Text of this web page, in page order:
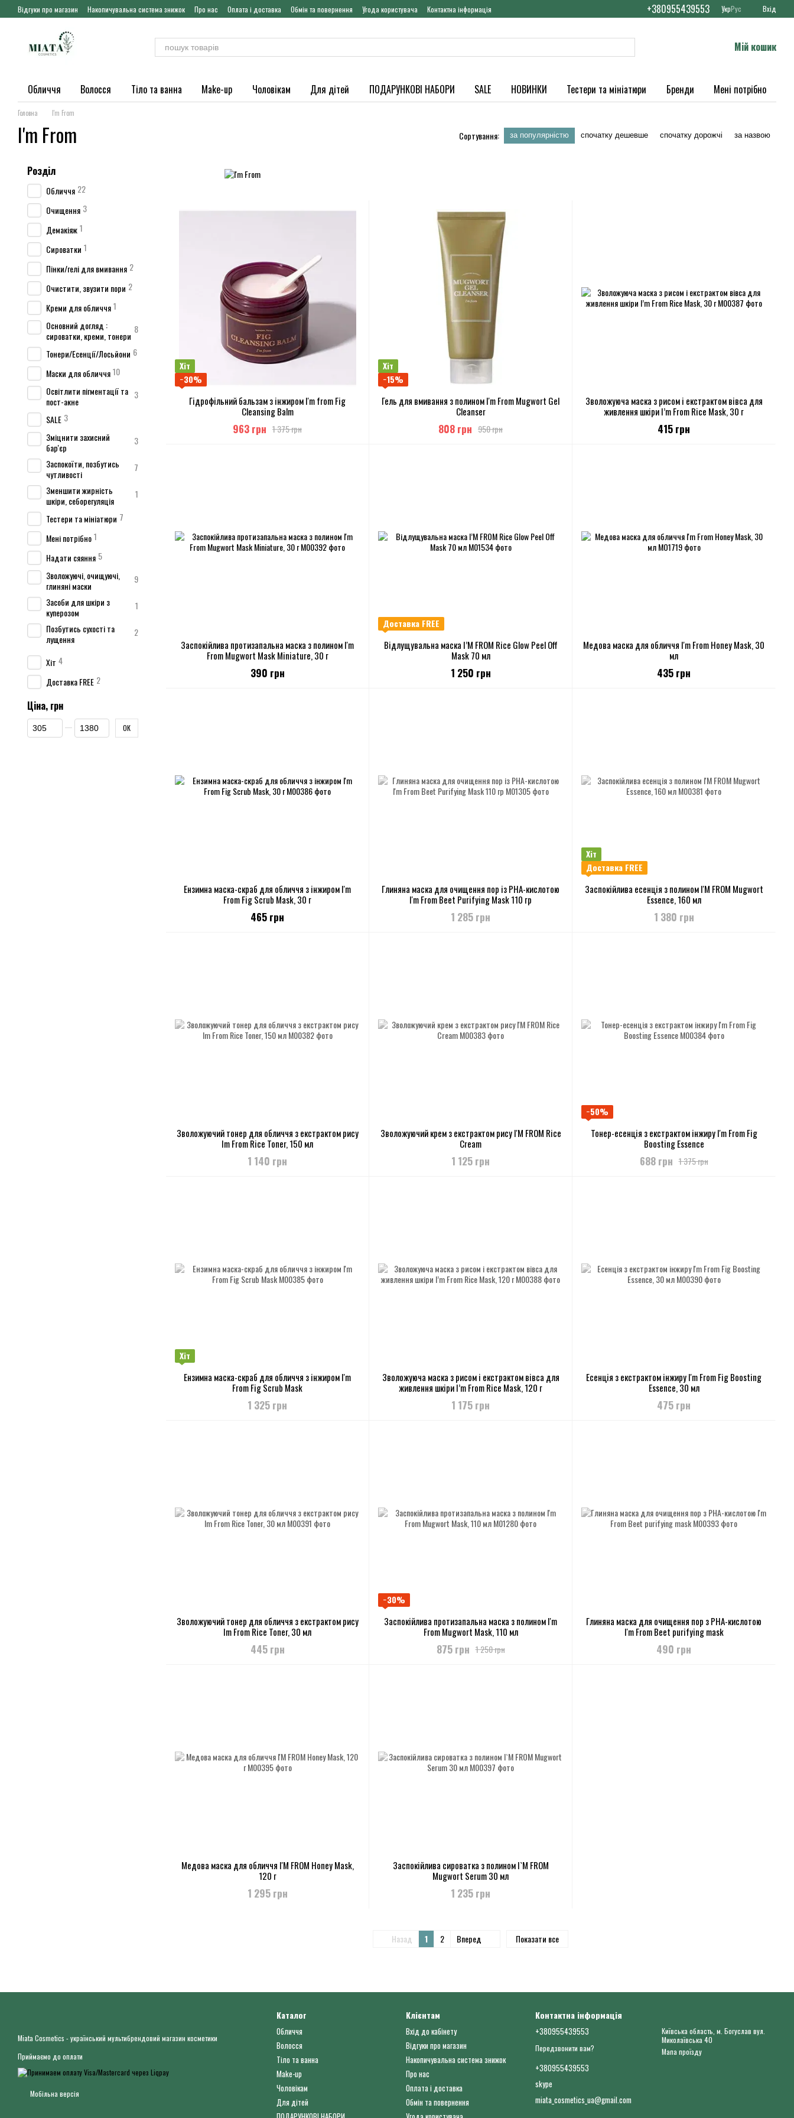
Перейти до основного контенту
Відгуки про магазин Накопичувальна система знижок Про нас Оплата і доставка Обмін та повернення Угода користувача Контактна інформація +380955439553 УкрРус Вхід
Мій кошик
Обличчя Волосся Тіло та ванна Make-up Чоловікам Для дітей ПОДАРУНКОВІ НАБОРИ SALE НОВИНКИ Тестери та мініатюри Бренди Мені потрібно
Головна I'm From
I'm From Сортування: за популярністю спочатку дешевше спочатку дорожчі за назвою
Хіт
−30%
Гідрофільний бальзам з інжиром I'm from Fig
Cleansing Balm
1 375 грн
963 грн
Хіт
−15%
Гель для вмивання з полином I'm From Mugwort Gel
Cleanser
950 грн
808 грн
Зволожуюча маска з рисом і екстрактом вівса для
живлення шкіри I’m From Rice Mask, 30 г
415 грн
Заспокійлива протизапальна маска з полином I'm
From Mugwort Mask Miniature, 30 г
390 грн
Доставка FREE
Відлущувальна маска I’M FROM Rice Glow Peel Off
Mask 70 мл
1 250 грн
Медова маска для обличчя I'm From Honey Mask, 30
мл
435 грн
Ензимна маска-скраб для обличчя з інжиром I'm
From Fig Scrub Mask, 30 г
465 грн
Глиняна маска для очищення пор із PHA-кислотою
I'm From Beet Purifying Mask 110 гр
1 285 грн
Хіт
Доставка FREE
Заспокійлива есенція з полином I'M FROM Mugwort
Essence, 160 мл
1 380 грн
Зволожуючий тонер для обличчя з екстрактом рису
Im From Rice Toner, 150 мл
1 140 грн
Зволожуючий крем з екстрактом рису I'M FROM Rice
Cream
1 125 грн
−50%
Тонер-есенція з eкcтpaктoм інжиру I'm From Fig
Boosting Essence
1 375 грн
688 грн
Хіт
Ензимна маска-скраб для обличчя з інжиром I'm
From Fig Scrub Mask
1 325 грн
Зволожуюча маска з рисом і екстрактом вівса для
живлення шкіри I’m From Rice Mask, 120 г
1 175 грн
Есенція з eкcтpaктoм інжиру I'm From Fig Boosting
Essence, 30 мл
475 грн
Зволожуючий тонер для обличчя з екстрактом рису
Im From Rice Toner, 30 мл
445 грн
−30%
Заспокійлива протизапальна маска з полином I'm
From Mugwort Mask, 110 мл
1 250 грн
875 грн
Глиняна маска для очищення пор з PHA-кислотою
I'm From Beet purifying mask
490 грн
Медова маска для обличчя I'M FROM Honey Mask,
120 г
1 295 грн
Заспокійлива сироватка з полином I`M FROM
Mugwort Serum 30 мл
1 235 грн
Назад 1 2 Вперед Показати все
Розділ
Обличчя 22
Очищення 3
Демакіяж1
Сироватки 1
Пінки/гелі для вмивання 2
Очистити, звузити пори 2
Креми для обличчя1
Основний догляд :
сироватки, креми, тонери
8
Тонери/Есенції/Лосьйони 6
Маски для обличчя10
Освітлити пігментації та
пост-акне
3
SALE 3
Зміцнити захисний
бар'єр
3
Заспокоїти, позбутись
чутливості
7
Зменшити жирність
шкіри, себорегуляція
1
Тестери та мініатюри 7
Мені потрібно1
Надати сяяння 5
Зволожуючі, очищуючі,
глиняні маски
9
Засоби для шкіри з
куперозом
1
Позбутись сухості та
лущення
2
Хіт 4
Доставка FREE 2
Ціна, грн
Від Ціна, грн
До Ціна, грн ОК
Miata Cosmetics - український мультибрендовий магазин косметики
Приймаємо до оплати
Мобільна версія
Каталог
Обличчя
Волосся
Тіло та ванна
Make-up
Чоловікам
Для дітей
Клієнтам
Вхід до кабінету
Відгуки про магазин
Накопичувальна система знижок
Про нас
Оплата і доставка
Обмін та повернення
Контактна інформація
+380955439553
Передзвонити вам?
+380955439553
skype
miata_cosmetics_ua@gmail.com
Київська область, м. Богуслав вул.
Миколаївська 40
Мапа проїзду